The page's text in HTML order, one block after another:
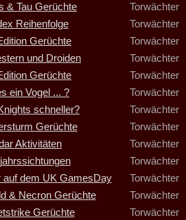
& Tau Gerüchte
Torwächter
Reihenfolge
Torwächter
Gerüchte
Torwächter
und Droiden
Torwächter
Gerüchte
Torwächter
ein Vogel ... ?
Torwächter
schneller?
Torwächter
Gerüchte
Torwächter
Aktivitäten
Torwächter
Torwächter
auf dem UK GamesDay
Torwächter
& Necron Gerüchte
Torwächter
Gerüchte
Torwächter